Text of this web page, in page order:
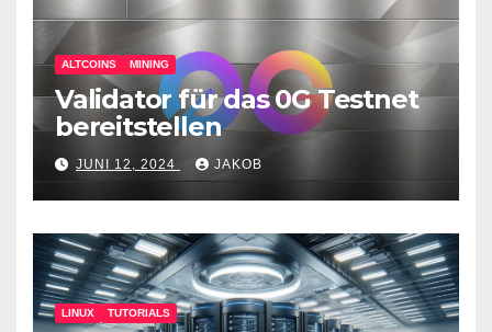
ALTCOINS MINING
Validator für das 0G Testnet
bereitstellen
JUNI 12, 2024 JAKOB
LINUX TUTORIALS